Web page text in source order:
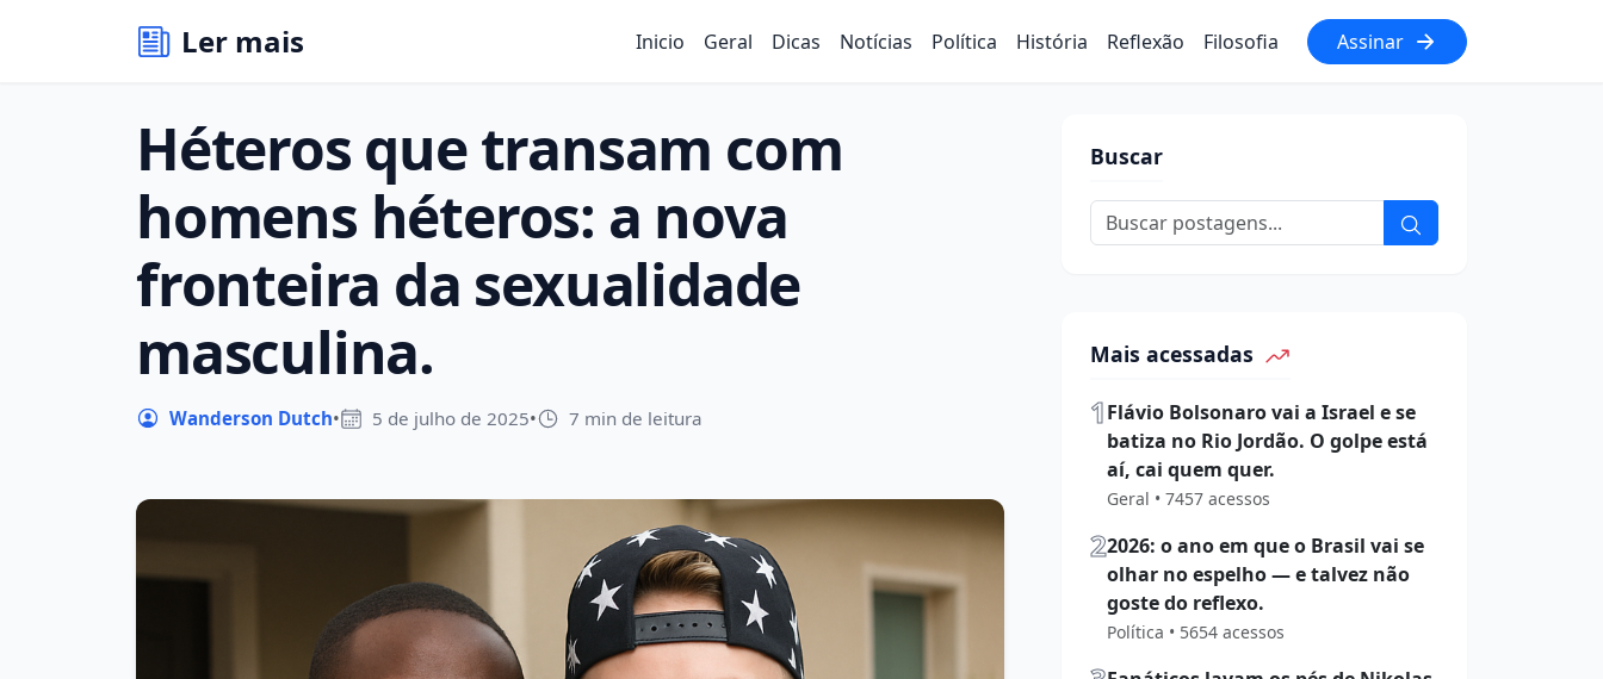
Ler mais Inicio Geral Dicas Notícias Política História Reflexão Filosofia Assinar
Héteros que transam com
homens héteros: a nova
fronteira da sexualidade
masculina.
Wanderson Dutch• 5 de julho de 2025• 7 min de leitura
Buscar
Mais acessadas
1Flávio Bolsonaro vai a Israel e se
batiza no Rio Jordão. O golpe está
aí, cai quem quer.
Geral • 7457 acessos
22026: o ano em que o Brasil vai se
olhar no espelho — e talvez não
goste do reflexo.
Política • 5654 acessos